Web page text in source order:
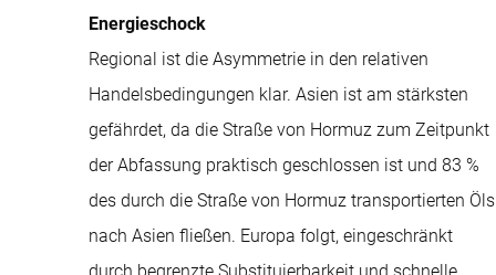
Energieschock
Regional ist die Asymmetrie in den relativen
Handelsbedingungen klar. Asien ist am stärksten
gefährdet, da die Straße von Hormuz zum Zeitpunkt
der Abfassung praktisch geschlossen ist und 83 %
des durch die Straße von Hormuz transportierten Öls
nach Asien fließen. Europa folgt, eingeschränkt
durch begrenzte Substituierbarkeit und schnelle